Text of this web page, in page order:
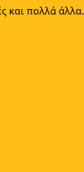
και πολλά άλλα.